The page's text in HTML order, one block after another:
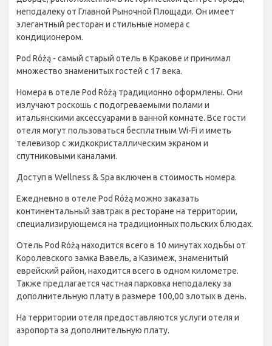
неподалеку от Главной Рыночной Площади. Он имеет
элегантный ресторан и стильные номера с
кондиционером.
Pod Różą - самый старый отель в Кракове и принимал
множество знаменитых гостей с 17 века.
Номера в отеле Pod Różą традиционно оформлены. Они
излучают роскошь с подогреваемыми полами и
итальянскими аксессуарами в ванной комнате. Все гости
отеля могут пользоваться бесплатным Wi-Fi и иметь
телевизор с жидкокристаллическим экраном и
спутниковыми каналами.
Доступ в Wellness & Spa включен в стоимость номера.
Ежедневно в отеле Pod Różą можно заказать
континентальный завтрак в ресторане на территории,
специализирующемся на традиционных польских блюдах.
Отель Pod Różą находится всего в 10 минутах ходьбы от
Королевского замка Вавель, а Казимеж, знаменитый
еврейский район, находится всего в одном километре.
Также предлагается частная парковка неподалеку за
дополнительную плату в размере 100,00 злотых в день.
На территории отеля предоставляются услуги отеля и
аэропорта за дополнительную плату.